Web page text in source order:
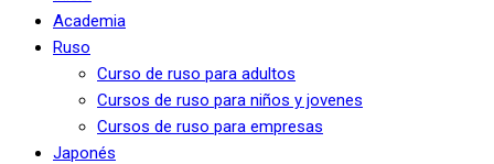
Academia
Ruso
Curso de ruso para adultos
Cursos de ruso para niños y jovenes
Cursos de ruso para empresas
Japonés